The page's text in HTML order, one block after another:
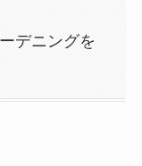
デニングを